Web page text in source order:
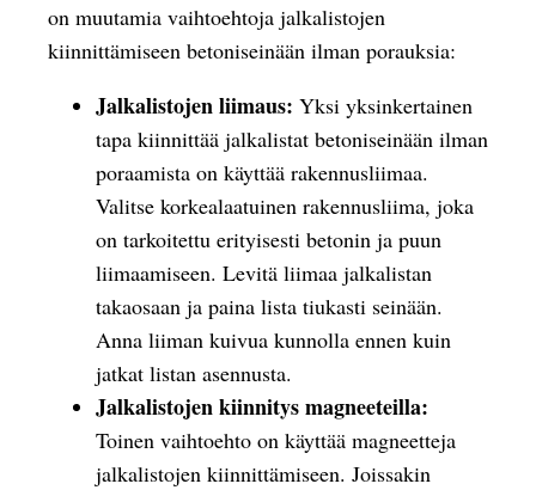
on muutamia vaihtoehtoja jalkalistojen
kiinnittämiseen betoniseinään ilman porauksia:
Jalkalistojen liimaus: Yksi yksinkertainen
tapa kiinnittää jalkalistat betoniseinään ilman
poraamista on käyttää rakennusliimaa.
Valitse korkealaatuinen rakennusliima, joka
on tarkoitettu erityisesti betonin ja puun
liimaamiseen. Levitä liimaa jalkalistan
takaosaan ja paina lista tiukasti seinään.
Anna liiman kuivua kunnolla ennen kuin
jatkat listan asennusta.
Jalkalistojen kiinnitys magneeteilla:
Toinen vaihtoehto on käyttää magneetteja
jalkalistojen kiinnittämiseen. Joissakin